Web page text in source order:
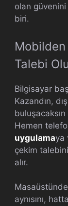
olan
biri.
Talebi
Bilgisayar
Kazandın,
Hemen
uygulamaya
çekim
alır.
aynısını,